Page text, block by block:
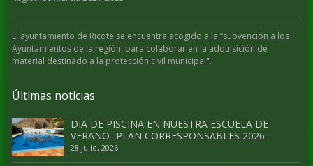
El ayuntamiento de Ricote se encuentra acogido a la “subvención a los
Ayuntamientos de la región, para colaborar en la adquisición de
material destinado a la protección civil municipal".
Últimas noticias
DIA DE PISCINA EN NUESTRA ESCUELA DE
VERANO- PLAN CORRESPONSABLES 2026-
28 julio, 2026